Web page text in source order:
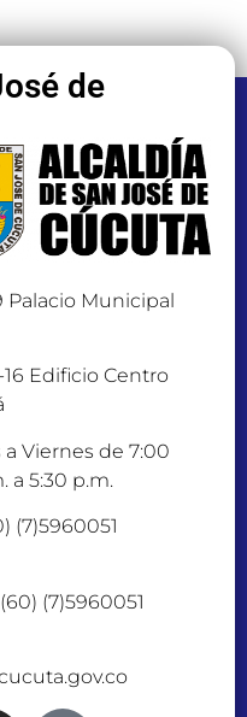
de
Palacio Municipal
16 Edificio Centro
a Viernes de 7:00
a 5:30 p.m.
(7)5960051
(7)5960051